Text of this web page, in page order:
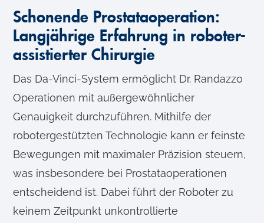
Schonende Prostataoperation:
Langjährige Erfahrung in roboter-
assistierter Chirurgie
Das Da-Vinci-System ermöglicht Dr. Randazzo
Operationen mit außergewöhnlicher
Genauigkeit durchzuführen. Mithilfe der
robotergestützten Technologie kann er feinste
Bewegungen mit maximaler Präzision steuern,
was insbesondere bei Prostataoperationen
entscheidend ist. Dabei führt der Roboter zu
keinem Zeitpunkt unkontrollierte